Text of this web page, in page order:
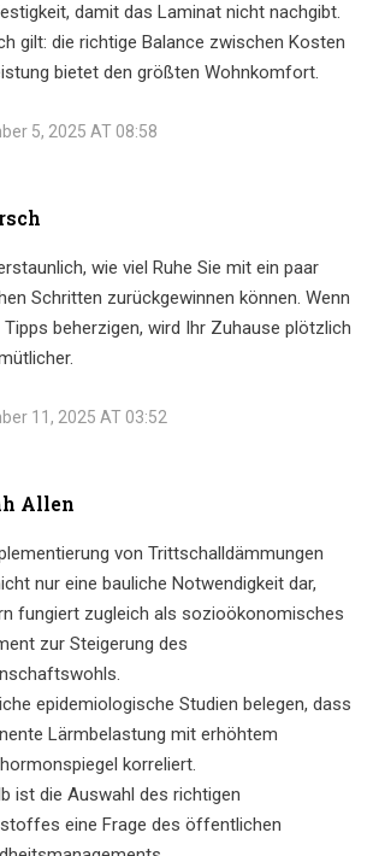
damit das Laminat nicht nachgibt.
gilt: die richtige Balance zwischen Kosten
bietet den größten Wohnkomfort.
5, 2025 AT 08:58
wie viel Ruhe Sie mit ein paar
Schritten zurückgewinnen können. Wenn
Tipps beherzigen, wird Ihr Zuhause plötzlich
11, 2025 AT 03:52
Allen
von Trittschalldämmungen
nur eine bauliche Notwendigkeit dar,
fungiert zugleich als sozioökonomisches
zur Steigerung des
epidemiologische Studien belegen, dass
Lärmbelastung mit erhöhtem
korreliert.
ist die Auswahl des richtigen
eine Frage des öffentlichen